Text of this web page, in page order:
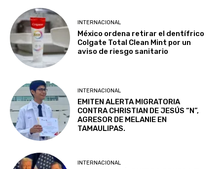
INTERNACIONAL
México ordena retirar el dentífrico
Colgate Total Clean Mint por un
aviso de riesgo sanitario
INTERNACIONAL
EMITEN ALERTA MIGRATORIA
CONTRA CHRISTIAN DE JESÚS “N”,
AGRESOR DE MELANIE EN
TAMAULIPAS.
INTERNACIONAL